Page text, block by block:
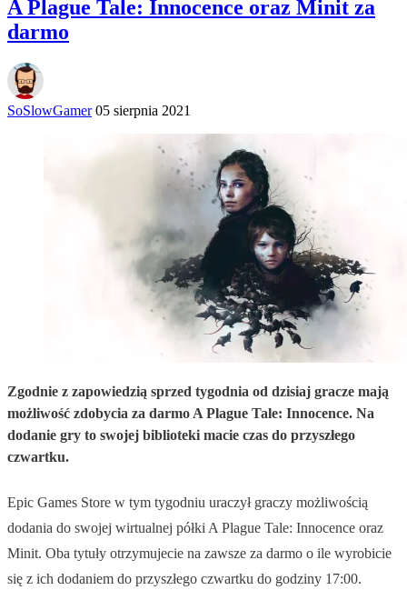
A Plague Tale: Innocence oraz Minit za
darmo
SoSlowGamer 05 sierpnia 2021
Zgodnie z zapowiedzią sprzed tygodnia od dzisiaj gracze mają
możliwość zdobycia za darmo A Plague Tale: Innocence. Na
dodanie gry to swojej biblioteki macie czas do przyszłego
czwartku.
Epic Games Store w tym tygodniu uraczył graczy możliwością
dodania do swojej wirtualnej półki A Plague Tale: Innocence oraz
Minit. Oba tytuły otrzymujecie na zawsze za darmo o ile wyrobicie
się z ich dodaniem do przyszłego czwartku do godziny 17:00.